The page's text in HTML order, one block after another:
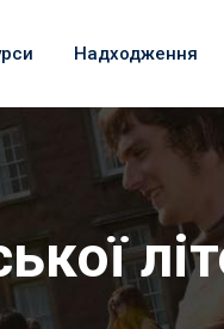
Надходження